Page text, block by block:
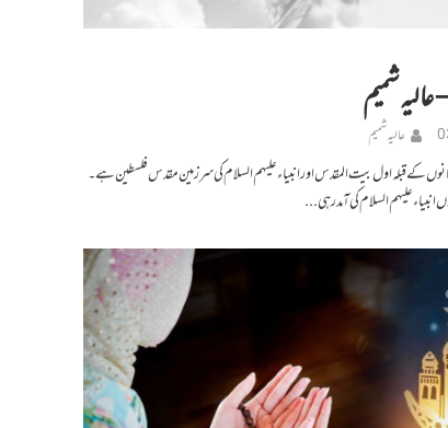
شمیم
عالیہ شمیم
کے قبلہ اول بیت المقدس اور انبیاء علیہم السلام کی سرزمین مقدس فلسطین ہے ۔
علیہم السلام کی آمد رہی...